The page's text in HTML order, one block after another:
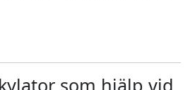
som hjälp vid